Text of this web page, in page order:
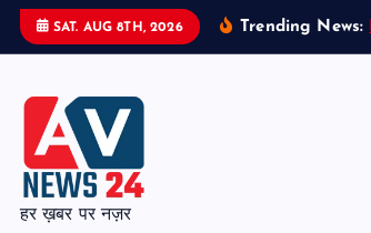
SAT. AUG 8TH, 2026 Trending News:
हर ख़बर पर नज़र